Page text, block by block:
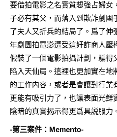
要借拍電影之名實質想強占婦女
子必有其父，而落入到欺詐劇團
了夫人又折兵的結局了。爲了伸
年劇團拍電影遭受這奸詐商人壓
假裝了一個電影拍攝計劃，騙得
陷入天仙局。這裡也更加實在地
的工作内容，或者是會讓對行業
更能有吸引力了，也讓表面光鮮
陰暗的真實揭示得更爲具説服力
-第三案件：Memento-